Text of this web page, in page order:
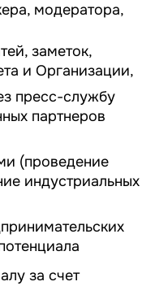
модератора,
заметок,
и Организации,
пресс-службу
партнеров
(проведение
индустриальных
за счет